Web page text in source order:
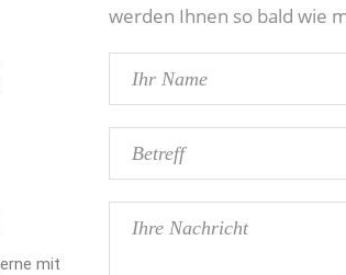
mit
werden Ihnen so bald wie